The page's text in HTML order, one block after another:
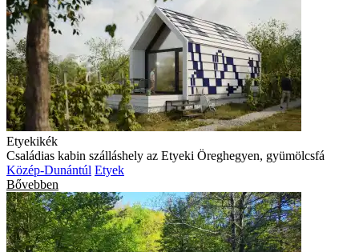
Etyekikék
Családias kabin szálláshely az Etyeki Öreghegyen, gyümölcsfá
Közép-Dunántúl Etyek
Bővebben